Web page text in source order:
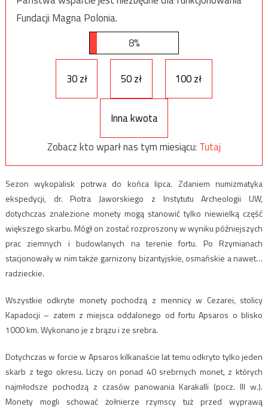
Fundacji Magna Polonia.
8%
30 zł 50 zł 100 zł
Inna kwota
Zobacz kto wparł nas tym miesiącu: Tutaj
Sezon wykopalisk potrwa do końca lipca. Zdaniem numizmatyka
ekspedycji, dr. Piotra Jaworskiego z Instytutu Archeologii UW,
dotychczas znalezione monety mogą stanowić tylko niewielką część
większego skarbu. Mógł on zostać rozproszony w wyniku późniejszych
prac ziemnych i budowlanych na terenie fortu. Po Rzymianach
stacjonowały w nim także garnizony bizantyjskie, osmańskie a nawet…
radzieckie.
Wszystkie odkryte monety pochodzą z mennicy w Cezarei, stolicy
Kapadocji – zatem z miejsca oddalonego od fortu Apsaros o blisko
1000 km. Wykonano je z brązu i ze srebra.
Dotychczas w forcie w Apsaros kilkanaście lat temu odkryto tylko jeden
skarb z tego okresu. Liczy on ponad 40 srebrnych monet, z których
najmłodsze pochodzą z czasów panowania Karakalli (pocz. III w.).
Monety mogli schować żołnierze rzymscy tuż przed wyprawą